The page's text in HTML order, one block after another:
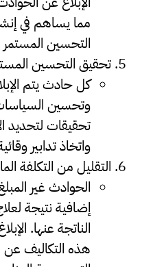
مما يساهم في
التحسين
تحقيق التحسين
كل حادث يتم
وتحسين
تحقيقات لتحديد
واتخاذ تدابير
التقليل من التكلفة
الحوادث غير
إضافية نتيجة
الناتجة عنها.
هذه التكاليف عن